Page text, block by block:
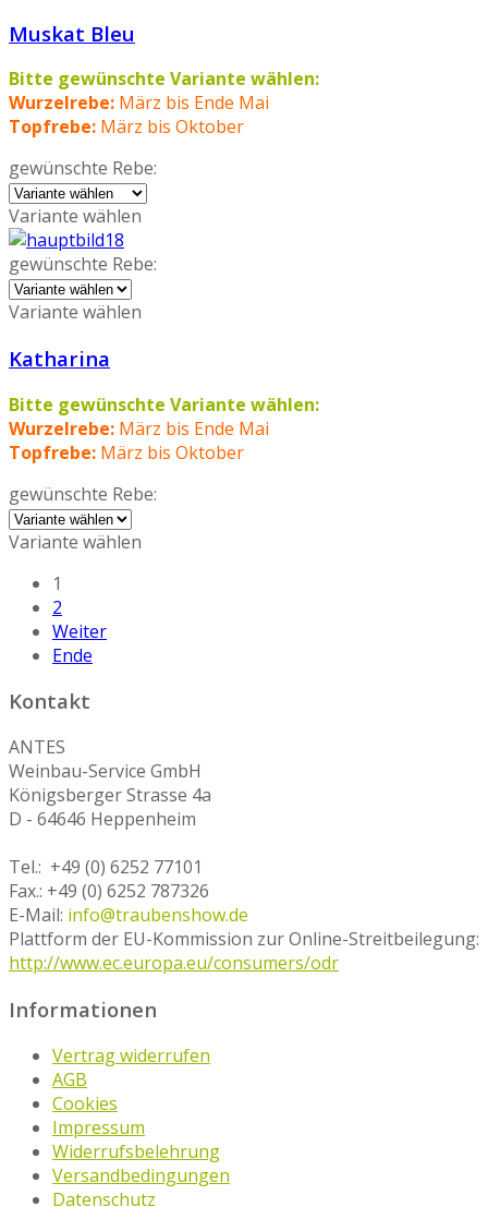
Muskat Bleu
Bitte gewünschte Variante wählen:
Wurzelrebe: März bis Ende Mai
Topfrebe: März bis Oktober
gewünschte Rebe:
Variante wählen
gewünschte Rebe:
Variante wählen
Katharina
Bitte gewünschte Variante wählen:
Wurzelrebe: März bis Ende Mai
Topfrebe: März bis Oktober
gewünschte Rebe:
Variante wählen
1
2
Weiter
Ende
Kontakt
ANTES
Weinbau-Service GmbH
Königsberger Strasse 4a
D - 64646 Heppenheim
Tel.: +49 (0) 6252 77101
Fax.: +49 (0) 6252 787326
E-Mail: info@traubenshow.de
Plattform der EU-Kommission zur Online-Streitbeilegung:
http://www.ec.europa.eu/consumers/odr
Informationen
Vertrag widerrufen
AGB
Cookies
Impressum
Widerrufsbelehrung
Versandbedingungen
Datenschutz